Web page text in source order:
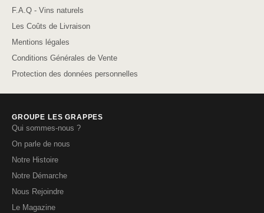
F.A.Q - Vins naturels
Les Coûts de Livraison
Mentions légales
Conditions Générales de Vente
Protection des données personnelles
GROUPE LES GRAPPES
Qui sommes-nous ?
On parle de nous
Notre Histoire
Notre Démarche
Nous Rejoindre
Le Magazine